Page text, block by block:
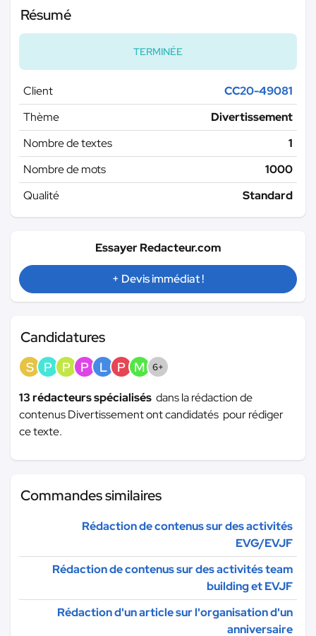
Résumé
TERMINÉE
Client
CC20-49081
Thème
Divertissement
Nombre de textes
1
Nombre de mots
1000
Qualité
Standard
Essayer Redacteur.com
+ Devis immédiat !
Candidatures
S P P P L P M 6+
13 rédacteurs spécialisés dans la rédaction de
contenus Divertissement ont candidatés pour rédiger
ce texte.
Commandes similaires
Rédaction de contenus sur des activités
EVG/EVJF
Rédaction de contenus sur des activités team
building et EVJF
Rédaction d'un article sur l'organisation d'un
anniversaire